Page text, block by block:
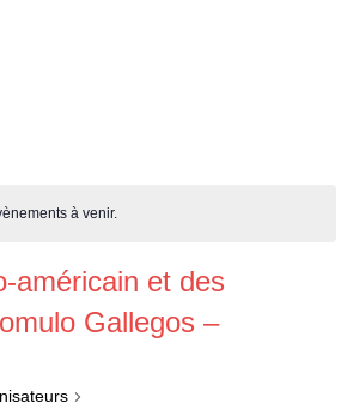
à venir.
américain et des
Gallegos –